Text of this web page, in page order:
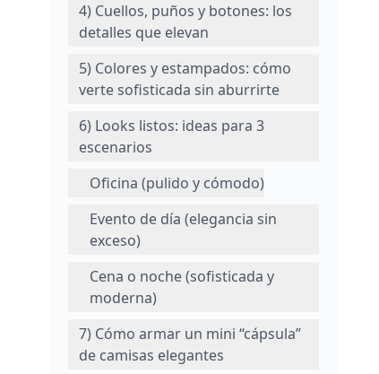
4) Cuellos, puños y botones: los
detalles que elevan
5) Colores y estampados: cómo
verte sofisticada sin aburrirte
6) Looks listos: ideas para 3
escenarios
Oficina (pulido y cómodo)
Evento de día (elegancia sin
exceso)
Cena o noche (sofisticada y
moderna)
7) Cómo armar un mini “cápsula”
de camisas elegantes